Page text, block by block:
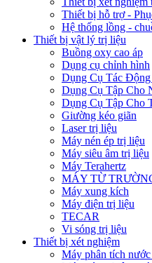
Thiết bị hỗ trợ -
Hệ thống lồng -
Thiết bị vật lý trị liệu
Buồng oxy cao áp
Dụng cụ chỉnh hình
Dụng Cụ Tác Động
Dụng Cụ Tập Cho
Dụng Cụ Tập Cho
Giường kéo giãn
Laser trị liệu
Máy nén ép trị liệu
Máy siêu âm trị liệu
Máy Terahertz
MÁY TỪ
Máy xung kích
Máy điện trị liệu
TECAR
Vi sóng trị liệu
Thiết bị xét nghiệm
Máy phân tích nước